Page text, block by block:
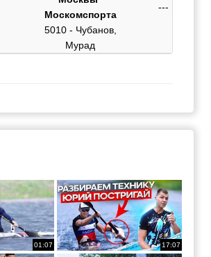
Москомспорта
5010 - Чубанов,
Мурад
---
01:07 17:07